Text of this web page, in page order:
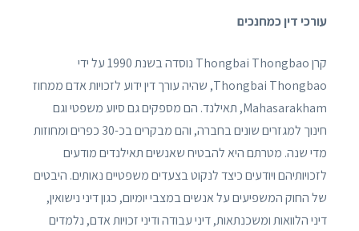
עורכי דין כמחנכים
קרן Thongbai Thongbao נוסדה בשנת 1990 על ידי
Thongbai Thongbao, שהיה עורך דין ידוע לזכויות אדם ממחוז
Mahasarakham, תאילנד. הם מספקים גם סיוע משפטי וגם
חינוך למגזרים שונים בחברה, והם מבקרים בכ-30 כפרים ומחוזות
מדי שנה. מטרתם היא להבטיח שאנשים תאילנדים מודעים
לזכויותיהם ויודעים כיצד לנקוט בצעדים משפטיים נאותים. היבטים
של החוק המשפיעים על אנשים במצבי יומיום, כגון דיני נישואין,
דיני הלוואות ומשכנתאות, דיני עבודה ודיני זכויות אדם, נלמדים